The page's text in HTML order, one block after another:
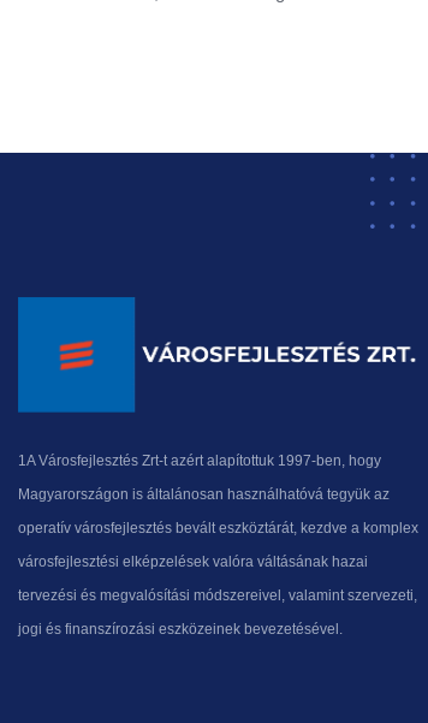
1A Városfejlesztés Zrt-t azért alapítottuk 1997-ben, hogy
Magyarországon is általánosan használhatóvá tegyük az
operatív városfejlesztés bevált eszköztárát, kezdve a komplex
városfejlesztési elképzelések valóra váltásának hazai
tervezési és megvalósítási módszereivel, valamint szervezeti,
jogi és finanszírozási eszközeinek bevezetésével.